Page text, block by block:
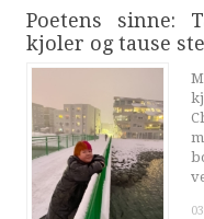
Poetens sinne:
kjoler og tause